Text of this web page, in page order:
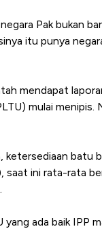
Pak bukan
itu punya
mendapat
mulai menipis.
batu
ini rata-rata
yang ada baik IPP